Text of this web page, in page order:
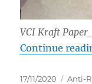
VCI Kraft
Continue
Posted
17/11/2020 Anti-